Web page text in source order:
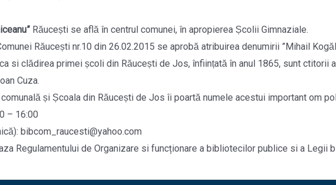
Răucești se află în centrul comunei, în apropierea Școlii Gimnaziale.
Răucești nr.10 din 26.02.2015 se aprobă atribuirea denumirii ”Mihail
si clădirea primei școli din Răucești de Jos, înființată în anul 1865, sunt ctitorii
Cuza.
și Școala din Răucești de Jos îi poartă numele acestui important om
– 16:00
bibcom_raucesti@yahoo.com
Regulamentului de Organizare si funcționare a bibliotecilor publice si a